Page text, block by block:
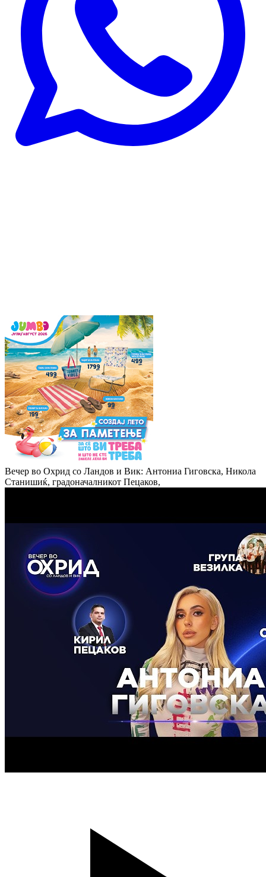
Вечер во Охрид со Ландов и Вик: Антониа Гиговска, Никола
Станишиќ, градоначалникот Пецаков,